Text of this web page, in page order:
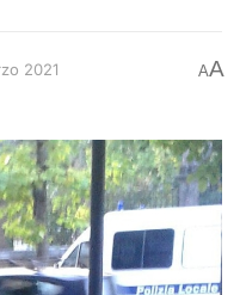
2021 AA